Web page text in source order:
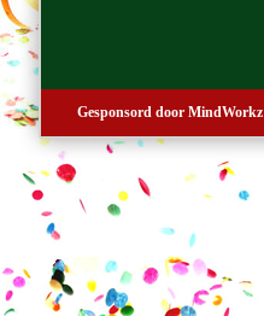
Gesponsord door MindWorkz